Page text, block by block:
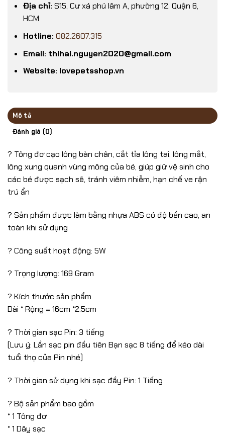
Địa chỉ: S15, Cư xá phú lâm A, phường 12, Quận 6,
HCM
Hotline: 082.2607.315
Email: thihai.nguyen2020@gmail.com
Website: lovepetsshop.vn
Mô tả
Đánh giá (0)
? Tông đơ cạo lông bàn chân, cắt tỉa lông tai, lông mắt,
lông xung quanh vùng mông của bé, giúp giữ vệ sinh cho
các bé được sạch sẽ, tránh viêm nhiễm, hạn chế ve rận
trú ẩn
? Sản phẩm được làm bằng nhựa ABS có độ bền cao, an
toàn khi sử dụng
? Công suất hoạt động: 5W
? Trọng lượng: 169 Gram
? Kích thước sản phẩm
Dài * Rộng = 16cm *2.5cm
? Thời gian sạc Pin: 3 tiếng
(Lưu ý: Lần sạc pin đầu tiên Bạn sạc 8 tiếng để kéo dài
tuổi thọ của Pin nhé)
? Thời gian sử dụng khi sạc đầy Pin: 1 Tiếng
? Bộ sản phẩm bao gồm
* 1 Tông đơ
* 1 Dây sạc